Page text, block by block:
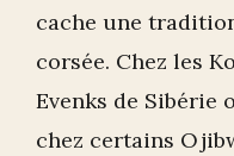
cache une
corsée. Chez les
Evenks de Sibérie
chez certains